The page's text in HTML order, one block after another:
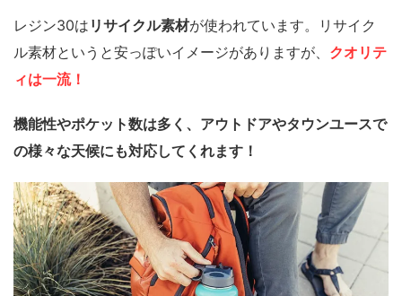
レジン30は リサイクル素材が使われています。リサイク
ル素材というと安っぽいイメージがありますが、 クオリテ
ィは一流！
機能性やポケット数は多く、アウトドアやタウンユースで
の様々な天候にも対応してくれます！